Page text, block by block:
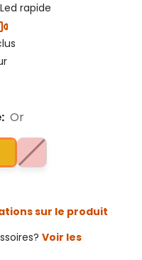
rapide
Or
sur le produit
Voir les